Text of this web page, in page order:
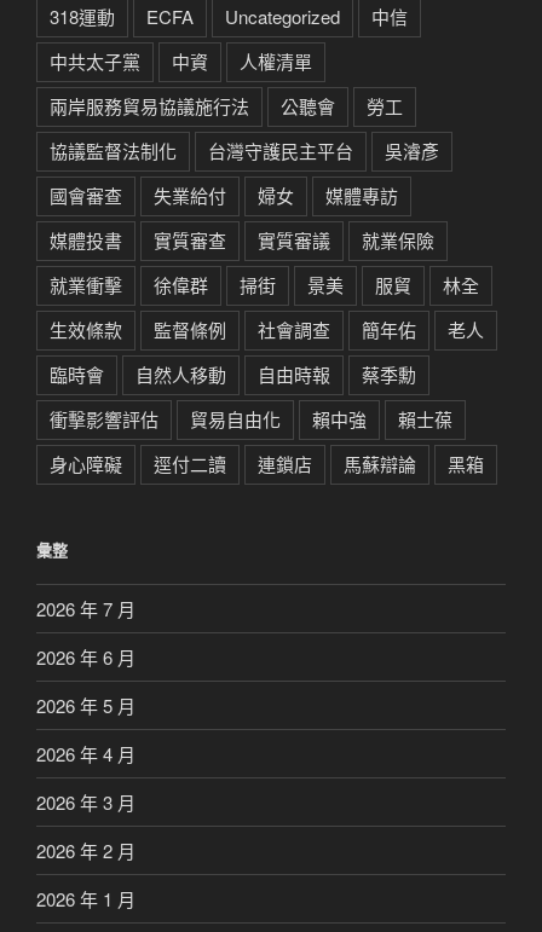
318運動 ECFA Uncategorized
中信
中共太子黨
中資
人權清單
兩岸服務貿易協議施行法
公聽會
勞工
協議監督法制化
台灣守護民主平台
吳濬彥
國會審查
失業給付 婦女
媒體專訪
媒體投書
實質審查 實質審議
就業保險
就業衝擊
徐偉群 掃街 景美 服貿
林全
生效條款
監督條例 社會調查 簡年佑
老人
臨時會
自然人移動 自由時報
蔡季勳
衝擊影響評估
貿易自由化 賴中強
賴士葆
身心障礙
逕付二讀 連鎖店 馬蘇辯論 黑箱
彙整
2026 年 7 月
2026 年 6 月
2026 年 5 月
2026 年 4 月
2026 年 3 月
2026 年 2 月
2026 年 1 月